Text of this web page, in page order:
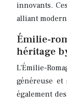
innovants.
alliant
Émilie-
héritage
L’Émilie-
généreuse et
également